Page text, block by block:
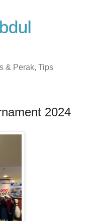
& Perak, Tips
2024